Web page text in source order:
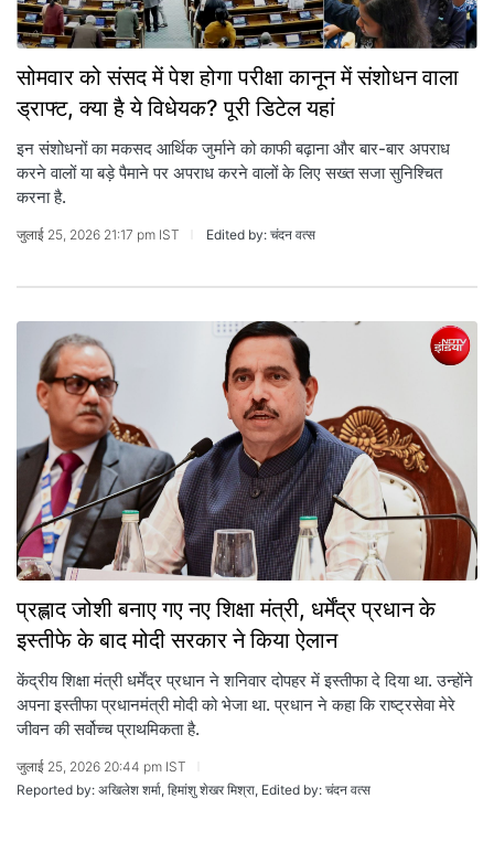
सोमवार को संसद में पेश होगा परीक्षा कानून में संशोधन वाला
ड्राफ्ट, क्या है ये विधेयक? पूरी डिटेल यहां
इन संशोधनों का मकसद आर्थिक जुर्माने को काफी बढ़ाना और बार-बार अपराध
करने वालों या बड़े पैमाने पर अपराध करने वालों के लिए सख्त सजा सुनिश्चित
करना है.
जुलाई 25, 2026 21:17 pm IST Edited by: चंदन वत्स
प्रह्लाद जोशी बनाए गए नए शिक्षा मंत्री, धर्मेंद्र प्रधान के
इस्तीफे के बाद मोदी सरकार ने किया ऐलान
केंद्रीय शिक्षा मंत्री धर्मेंद्र प्रधान ने शनिवार दोपहर में इस्तीफा दे दिया था. उन्होंने
अपना इस्तीफा प्रधानमंत्री मोदी को भेजा था. प्रधान ने कहा कि राष्ट्रसेवा मेरे
जीवन की सर्वोच्च प्राथमिकता है.
जुलाई 25, 2026 20:44 pm IST
Reported by: अखिलेश शर्मा, हिमांशु शेखर मिश्रा, Edited by: चंदन वत्स